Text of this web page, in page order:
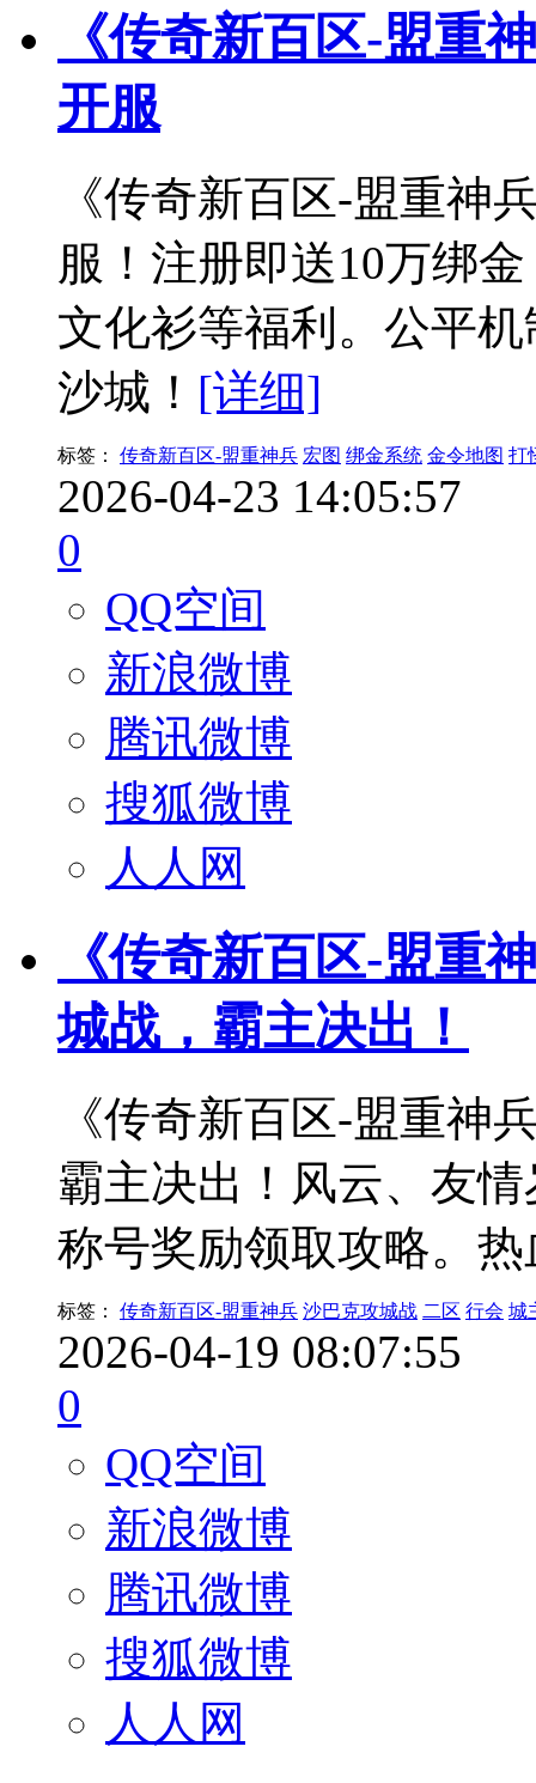
《传奇新百区-盟重
开服
《传奇新百区-盟重神
服！注册即送10万绑
文化衫等福利。公平
沙城！ [详细]
标签： 传奇新百区-盟重神兵 宏图 绑金系统 金令地图 打
2026-04-23 14:05:57
0
QQ空间
新浪微博
腾讯微博
搜狐微博
人人网
《传奇新百区-盟重
城战，霸主决出！
《传奇新百区-盟重神
霸主决出！风云、友
称号奖励领取攻略。
标签： 传奇新百区-盟重神兵 沙巴克攻城战 二区 行会 城
2026-04-19 08:07:55
0
QQ空间
新浪微博
腾讯微博
搜狐微博
人人网